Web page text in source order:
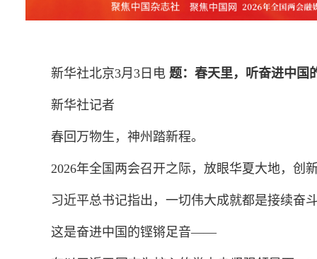
新华社北京3月3日电 题：春天里，听奋进中
新华社记者
春回万物生，神州踏新程。
2026年全国 两会召开之际，放眼华夏大地，创
习近平总书记指出，一切伟大成就都是接续奋
这是奋进中国的铿锵足音——